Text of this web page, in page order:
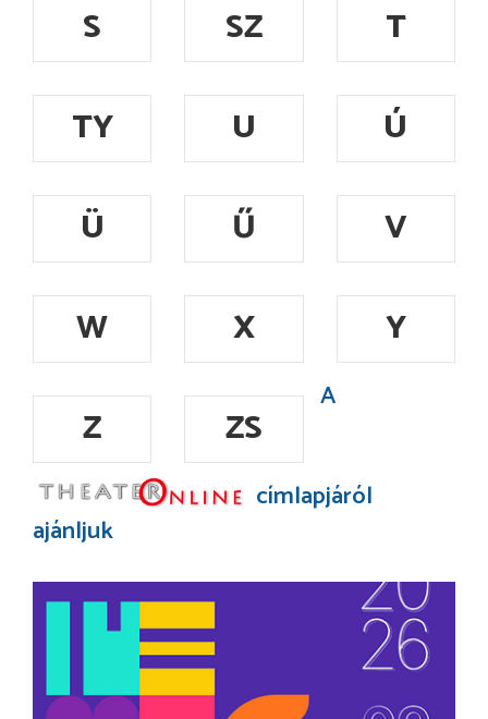
S
SZ
T
TY
U
Ú
Ü
Ű
V
W
X
Y
Z
ZS
A
címlapjáról
ajánljuk